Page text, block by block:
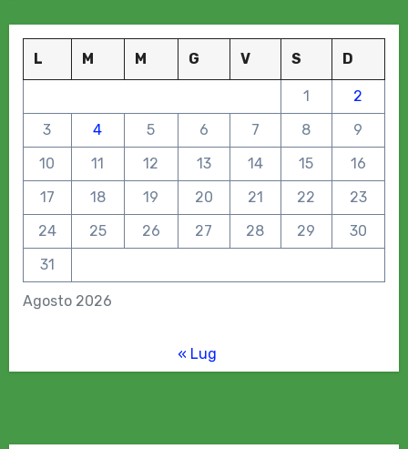
Agosto 2026
L M M G V S D
1
2
3
4 5 6 7 8
9
10
11 12 13 14 15
16
17
18 19 20 21 22
23
24
25 26 27 28 29
30
31
« Lug